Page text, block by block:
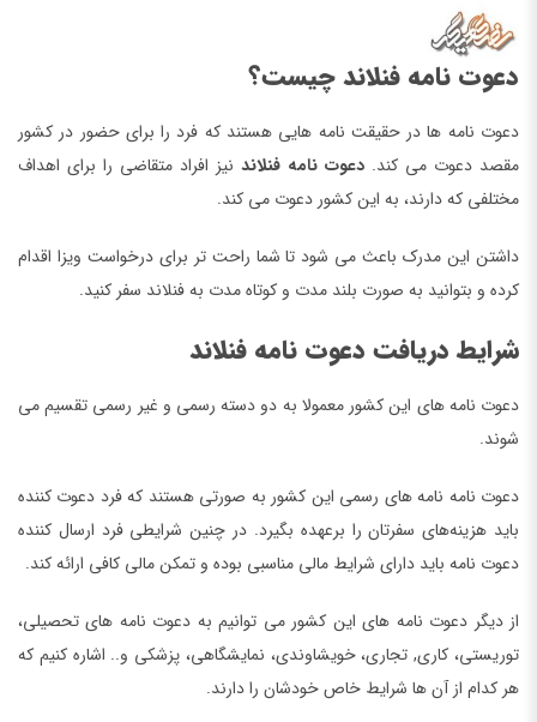
دعوت نامه فنلاند چیست؟
دعوت نامه ها در حقیقت نامه هایی هستند که فرد را برای حضور در کشور
مقصد دعوت می کند. دعوت نامه فنلاند نیز افراد متقاضی را برای اهداف
مختلفی که دارند، به این کشور دعوت می کند.
داشتن این مدرک باعث می شود تا شما راحت تر برای درخواست ویزا اقدام
کرده و بتوانید به صورت بلند مدت و کوتاه مدت به فنلاند سفر کنید.
شرایط دریافت دعوت نامه فنلاند
دعوت نامه های این کشور معمولا به دو دسته رسمی و غیر رسمی تقسیم می
شوند.
دعوت نامه نامه های رسمی این کشور به صورتی هستند که فرد دعوت کننده
باید هزینه‌های سفرتان را برعهده بگیرد. در چنین شرایطی فرد ارسال کننده
دعوت نامه باید دارای شرایط مالی مناسبی بوده و تمکن مالی کافی ارائه کند.
از دیگر دعوت نامه های این کشور می توانیم به دعوت نامه های تحصیلی،
توریستی، کاری, تجاری، خویشاوندی، نمایشگاهی، پزشکی و.. اشاره کنیم که
هر کدام از آن ها شرایط خاص خودشان را دارند.